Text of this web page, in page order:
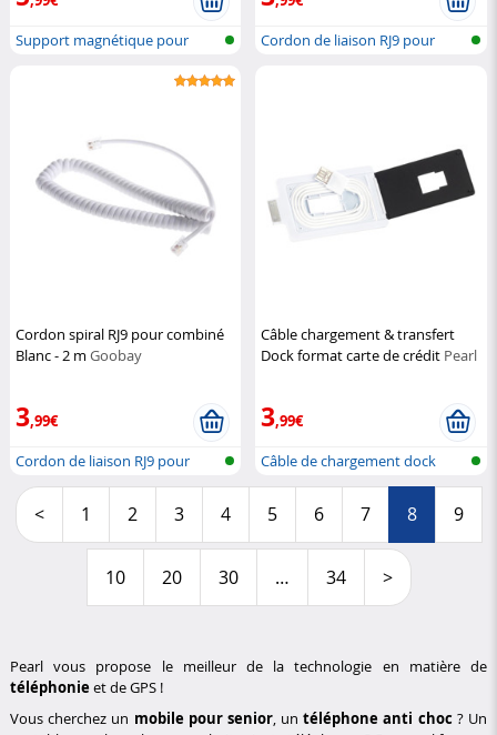
Support magnétique pour
Cordon de liaison RJ9 pour
Cordon spiral RJ9 pour combiné
Blanc - 2 m Goobay
3,99€
Cordon de liaison RJ9 pour
combiné...
Câble chargement & transfert
Dock format carte de crédit Pearl
3,99€
Câble de chargement dock
< 1 2 3 4 5 6 7 8 9
10 20 30 … 34 >
Pearl vous propose le meilleur de la technologie en matière de
téléphonie et de GPS !
Vous cherchez un mobile pour senior, un téléphone anti choc? Un